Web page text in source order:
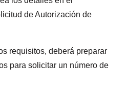
de Autorización de
requisitos, deberá preparar
para solicitar un número de